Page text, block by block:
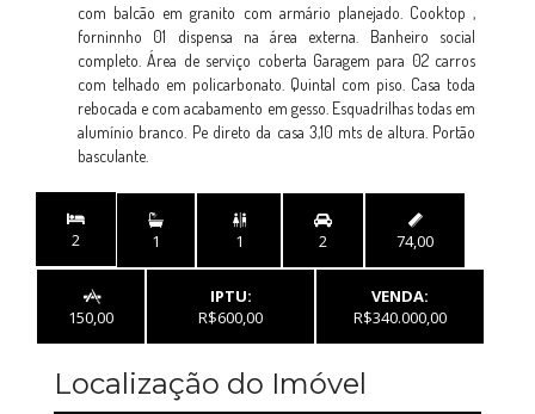
com balcão em granito com armário planejado. Cooktop ,
forninnho 01 dispensa na área externa. Banheiro social
completo. Área de serviço coberta Garagem para 02 carros
com telhado em policarbonato. Quintal com piso. Casa toda
rebocada e com acabamento em gesso. Esquadrilhas todas em
alumínio branco. Pe direto da casa 3,10 mts de altura. Portão
basculante.
2 1

1 2

74,00

150,00
IPTU:
R$600,00
VENDA:
R$340.000,00
Localização do Imóvel